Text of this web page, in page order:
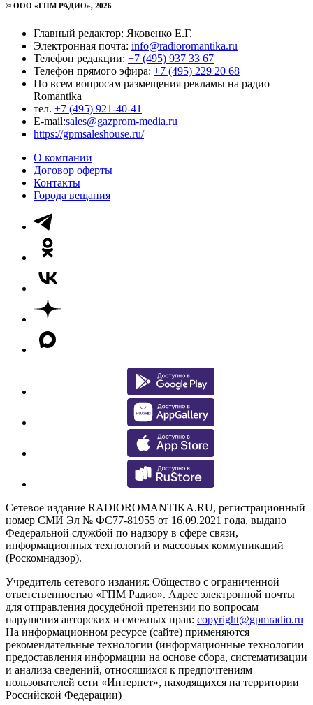
© ООО «ГПМ РАДИО», 2026
Главный редактор: Яковенко Е.Г.
Электронная почта: info@radioromantika.ru
Телефон редакции: +7 (495) 937 33 67
Телефон прямого эфира: +7 (495) 229 20 68
По всем вопросам размещения рекламы на радио
Romantika
тел. +7 (495) 921-40-41
E-mail:sales@gazprom-media.ru
https://gpmsaleshouse.ru/
О компании
Договор оферты
Контакты
Города вещания
Сетевое издание RADIOROMANTIKA.RU, регистрационный
номер СМИ Эл № ФС77-81955 от 16.09.2021 года, выдано
Федеральной службой по надзору в сфере связи,
информационных технологий и массовых коммуникаций
(Роскомнадзор).
Учредитель сетевого издания: Общество с ограниченной
ответственностью «ГПМ Радио». Адрес электронной почты
для отправления досудебной претензии по вопросам
нарушения авторских и смежных прав: copyright@gpmradio.ru
На информационном ресурсе (сайте) применяются
рекомендательные технологии (информационные технологии
предоставления информации на основе сбора, систематизации
и анализа сведений, относящихся к предпочтениям
пользователей сети «Интернет», находящихся на территории
Российской Федерации)